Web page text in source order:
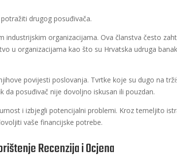
drugog posuđivača.
industrijskim organizacijama. Ova članstva često
u organizacijama kao što su Hrvatska udruga
povijesti poslovanja. Tvrtke koje su dugo na
posuđivač nije dovoljno iskusan ili pouzdan.
i izbjegli potencijalni problemi. Kroz temeljito
vaše financijske potrebe.
Recenzija i Ocjena